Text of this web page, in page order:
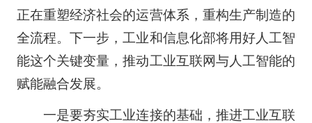
正在重塑经济社会的运营体系，重构生产制造的
全流程。下一步，工业和信息化部将用好人工智
能这个关键变量，推动工业互联网与人工智能的
赋能融合发展。
一是要夯实工业连接的基础，推进工业互联